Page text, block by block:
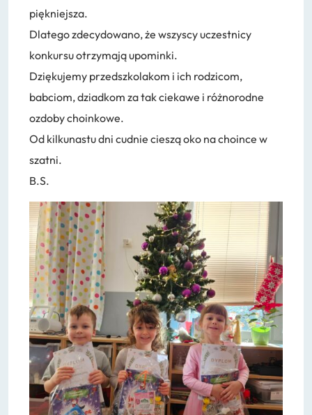
piękniejsza.
Dlatego zdecydowano, że wszyscy uczestnicy
konkursu otrzymają upominki.
Dziękujemy przedszkolakom i ich rodzicom,
babciom, dziadkom za tak ciekawe i różnorodne
ozdoby choinkowe.
Od kilkunastu dni cudnie cieszą oko na choince w
szatni.
B.S.